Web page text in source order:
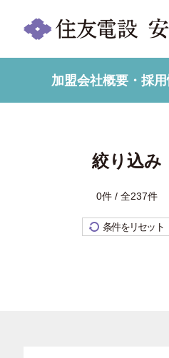
加盟会社概要・採
絞り込み
0件 / 全237件
条件をリセット